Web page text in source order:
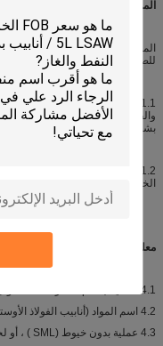
المواصفات
المواصفات القياسية لـ: الأنابيب
للصدأ من الفولاذ المقاوم للصدأ من
1.1 تشمل هذه المواصفات الصفوف
والفيرريتية/الفيرريتية المصنعة
بشكل خاصيمكن طلب الجودة
الخارجي بما في ذلك
معلومات الطلب
4.1 الكمية (أقدام، أمتار، عدد الأطوال)
4.2 اسم المواد (أنابيب الفولاذ الأوستنيتي)
4.3 عملية بدون خيوط (SML ) ، أو لحام (WLD ) ، أو عالية البرد (HCW)